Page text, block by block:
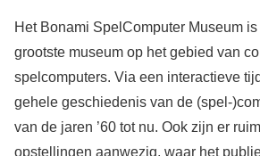
Het Bonami SpelComputer Museum
grootste museum op het gebied van
spelcomputers. Via een interactieve
gehele geschiedenis van de (spel-
van de jaren ’60 tot nu. Ook zijn er
opstellingen aanwezig, waar het